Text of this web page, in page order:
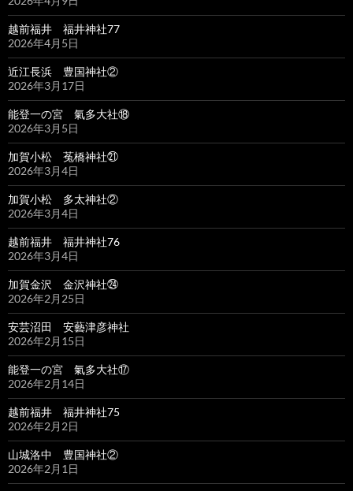
越前福井 福井神社77
2026年4月5日
近江長浜 豊国神社②
2026年3月17日
能登一の宮 氣多大社⑱
2026年3月5日
加賀小松 菟橋神社㉑
2026年3月4日
加賀小松 多太神社②
2026年3月4日
越前福井 福井神社76
2026年3月4日
加賀金沢 金沢神社㉔
2026年2月25日
安芸沼田 安藝津彦神社
2026年2月15日
能登一の宮 氣多大社⑰
2026年2月14日
越前福井 福井神社75
2026年2月2日
山城洛中 豊国神社②
2026年2月1日